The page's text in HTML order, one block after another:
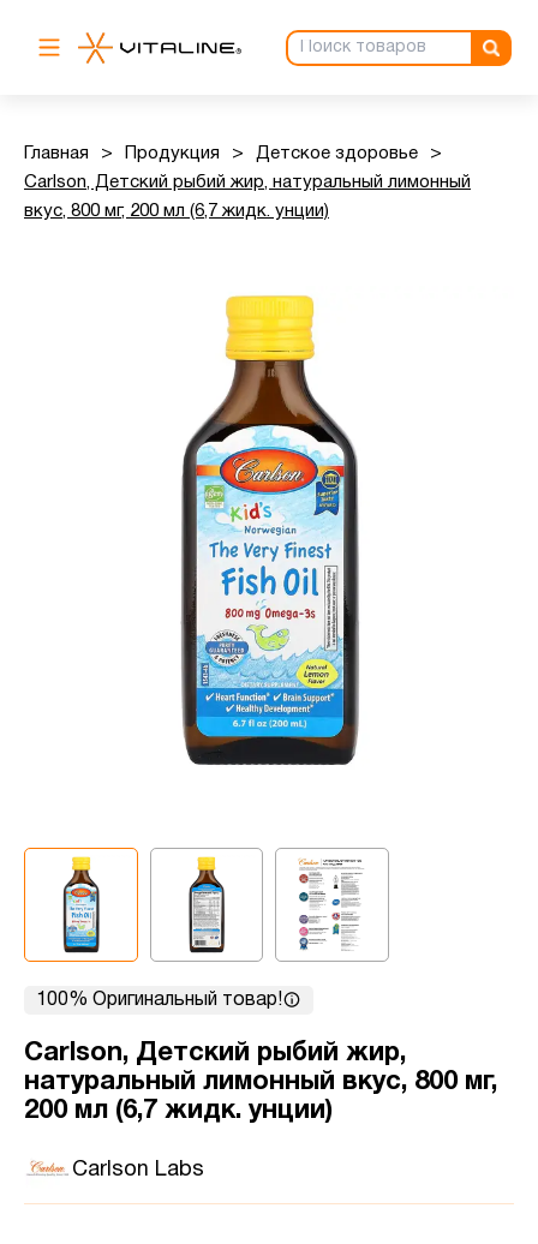
Главная > Продукция > Детское здоровье
>
Carlson, Детский рыбий жир, натуральный лимонный
вкус, 800 мг, 200 мл (6,7 жидк. унции)
100% Оригинальный товар!
Carlson, Детский рыбий жир,
натуральный лимонный вкус, 800 мг,
200 мл (6,7 жидк. унции)
Carlson Labs